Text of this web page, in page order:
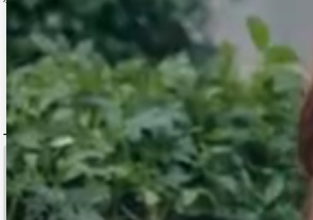
DELIVERY
配送について
税込11,000円以上ご注文で送料無料
15:00まで のご注文当日発送
※日曜祝日は除く。15時以降は翌営業日発送となります。